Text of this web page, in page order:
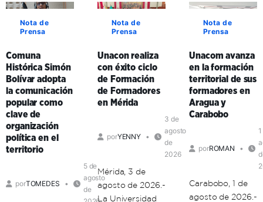
Nota de
Prensa
Comuna
Histórica Simón
Bolívar adopta
la comunicación
popular como
clave de
organización
política en el
territorio
porTOMEDES
5 de
agosto
de
Nota de
Prensa
Unacon realiza
con éxito ciclo
de Formación
de Formadores
en Mérida
porYENNY
3 de
agosto
de
2026
Mérida, 3 de
agosto de 2026.-
La Universidad
Nota de
Prensa
Unacom avanza
en la formación
territorial de sus
formadores en
Aragua y
Carabobo
porROMAN
Carabobo, 1 de
agosto de 2026.-